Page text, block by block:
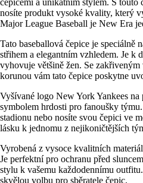
čepicemi a unikátním stylem. S touto
nosíte produkt vysoké kvality, který
Major League Baseball je New Era
Tato baseballová čepice je speciálně
střihem a elegantním vzhledem. Je
vyhovuje většině žen. Se
korunou vám tato čepice poskytne
Vyšívané logo New York Yankees
symbolem hrdosti pro fanoušky
stadionu nebo nosíte svou čepici ve
lásku k jednomu z nejikoničtějších
Vyrobená z vysoce kvalitních
Je perfektní pro ochranu před
stylu k vašemu každodennímu
skvělou volbu pro sběratele čepic.